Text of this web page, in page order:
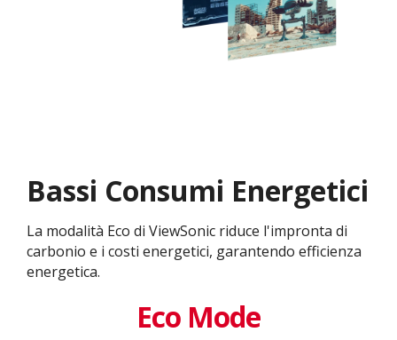
Bassi Consumi Energetici
La modalità Eco di ViewSonic riduce l'impronta di
carbonio e i costi energetici, garantendo efficienza
energetica.
Eco Mode